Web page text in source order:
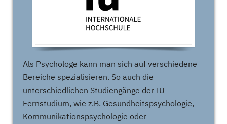
Als Psychologe kann man sich auf verschiedene
Bereiche spezialisieren. So auch die
unterschiedlichen Studiengänge der IU
Fernstudium, wie z.B. Gesundheitspsychologie,
Kommunikationspsychologie oder